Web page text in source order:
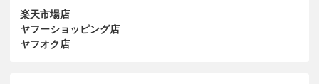
楽天市場店
ヤフーショッピング店
ヤフオク店